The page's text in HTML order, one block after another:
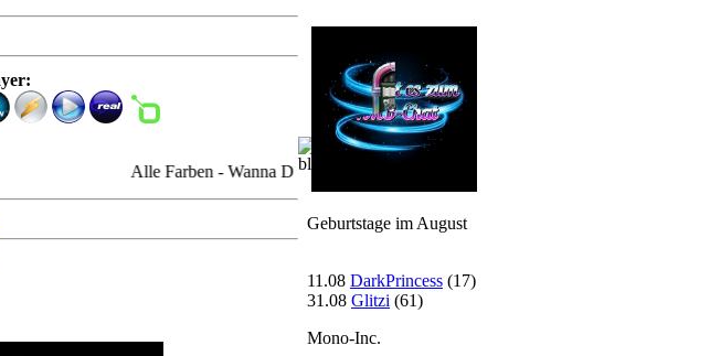
Alle Farben - Wanna Dance
Geburtstage im August
11.08 DarkPrincess (17)
31.08 Glitzi (61)
Mono-Inc.